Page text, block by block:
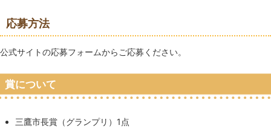
応募方法
公式サイトの応募フォームからご応募ください。
賞について
三鷹市長賞（グランプリ）1点